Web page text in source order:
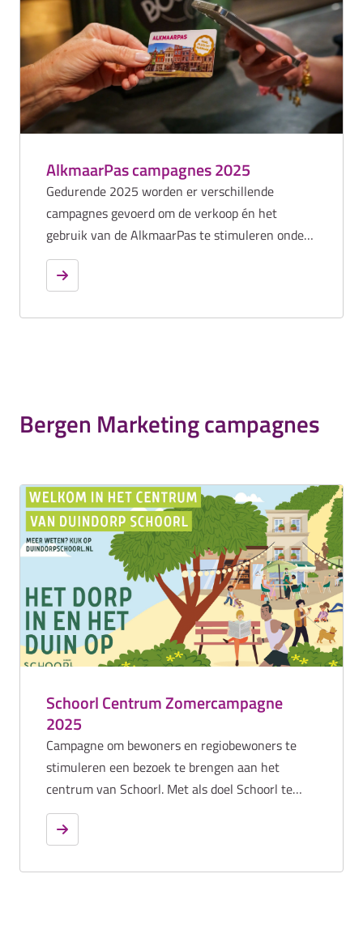
AlkmaarPas campagnes 2025
Gedurende 2025 worden er verschillende
campagnes gevoerd om de verkoop én het
gebruik van de AlkmaarPas te stimuleren onder
de bewoners van Alkmaar.
Bergen Marketing campagnes
Schoorl Centrum Zomercampagne
2025
Campagne om bewoners en regiobewoners te
stimuleren een bezoek te brengen aan het
centrum van Schoorl. Met als doel Schoorl te
positioneren als gastvrij duindorp.